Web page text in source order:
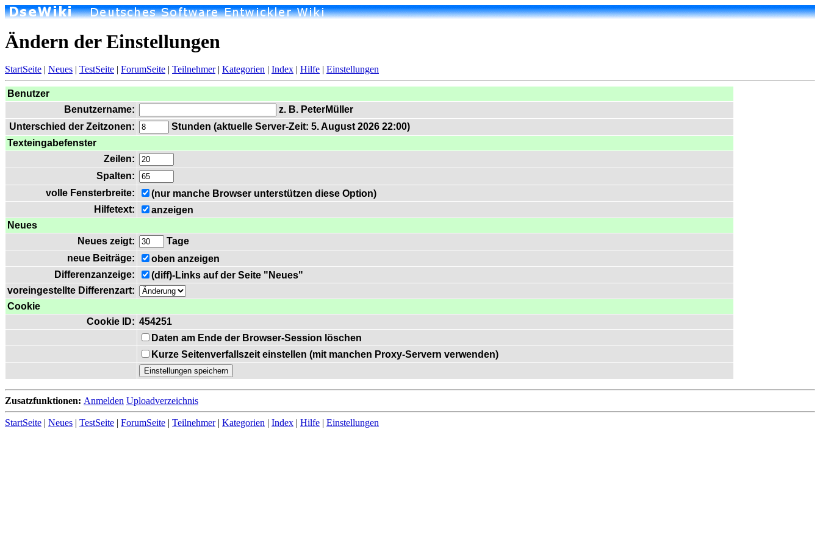
Ändern der Einstellungen
StartSeite | Neues | TestSeite | ForumSeite | Teilnehmer| Kategorien | Index | Hilfe | Einstellungen
Benutzer
Benutzername:
z. B. PeterMüller
Unterschied der Zeitzonen:
Stunden (aktuelle Server-Zeit: 5. August 2026 22:00)
Texteingabefenster
Zeilen:
Spalten:
volle Fensterbreite:
(nur manche Browser unterstützen diese Option)
Hilfetext:
anzeigen
Neues
Neues zeigt:
Tage
neue Beiträge:
oben anzeigen
Differenzanzeige:
(diff)-Links auf der Seite "Neues"
voreingestellte Differenzart:
Cookie
Cookie ID: 454251
Daten am Ende der Browser-Session löschen
Kurze Seitenverfallszeit einstellen (mit manchen Proxy-Servern verwenden)
Zusatzfunktionen: Anmelden Uploadverzeichnis
StartSeite | Neues | TestSeite | ForumSeite | Teilnehmer| Kategorien | Index | Hilfe | Einstellungen